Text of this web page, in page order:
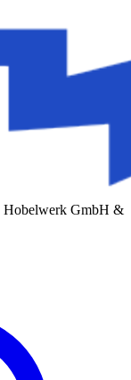
Hobelwerk GmbH &